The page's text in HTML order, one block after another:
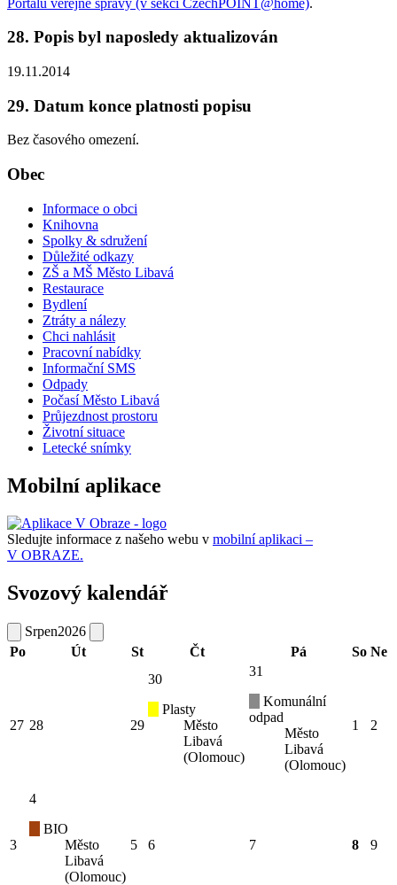
28. Popis byl naposledy aktualizován
19.11.2014
29. Datum konce platnosti popisu
Bez časového omezení.
Obec
Informace o obci
Knihovna
Spolky & sdružení
Důležité odkazy
ZŠ a MŠ Město Libavá
Restaurace
Bydlení
Ztráty a nálezy
Chci nahlásit
Pracovní nabídky
Informační SMS
Odpady
Počasí Město Libavá
Průjezdnost prostoru
Životní situace
Letecké snímky
Mobilní aplikace
Sledujte informace z našeho webu v mobilní aplikaci –
V OBRAZE.
Svozový kalendář
Srpen2026
Po
Út St Čt Pá So Ne
27 28 29
30
Plasty
Město
Libavá
(Olomouc)
31
Komunální
odpad
Město
Libavá
(Olomouc)
1 2
3
4
BIO
Město
Libavá
(Olomouc)
5 6 7 8 9